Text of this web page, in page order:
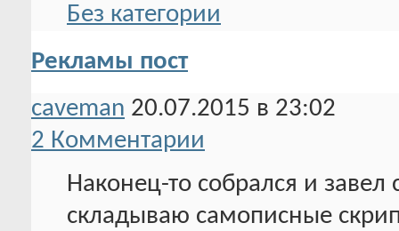
Без категории
Рекламы пост
caveman 20.07.2015 в 23:02
2 Комментарии
Наконец-то собрался и
складываю самописные